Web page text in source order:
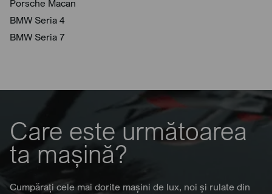
Porsche Macan
BMW Seria 4
BMW Seria 7
Care este următoarea
ta mașină?
Cumpărați cele mai dorite mașini de lux, noi și rulate din